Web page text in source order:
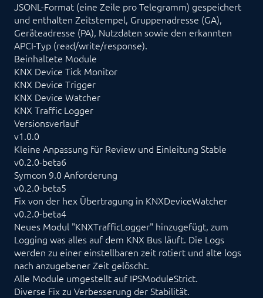
JSONL-Format (eine Zeile pro Telegramm) gespeichert
und enthalten Zeitstempel, Gruppenadresse (GA),
Geräteadresse (PA), Nutzdaten sowie den erkannten
APCI-Typ (read/write/response).
Beinhaltete Module
KNX Device Tick Monitor
KNX Device Trigger
KNX Device Watcher
KNX Traffic Logger
Versionsverlauf
v1.0.0
Kleine Anpassung für Review und Einleitung Stable
v0.2.0-beta6
Symcon 9.0 Anforderung
v0.2.0-beta5
Fix von der hex Übertragung in KNXDeviceWatcher
v0.2.0-beta4
Neues Modul "KNXTrafficLogger" hinzugefügt, zum
Logging was alles auf dem KNX Bus läuft. Die Logs
werden zu einer einstellbaren zeit rotiert und alte logs
nach anzugebener Zeit gelöscht.
Alle Module umgestellt auf IPSModuleStrict.
Diverse Fix zu Verbesserung der Stabilität.